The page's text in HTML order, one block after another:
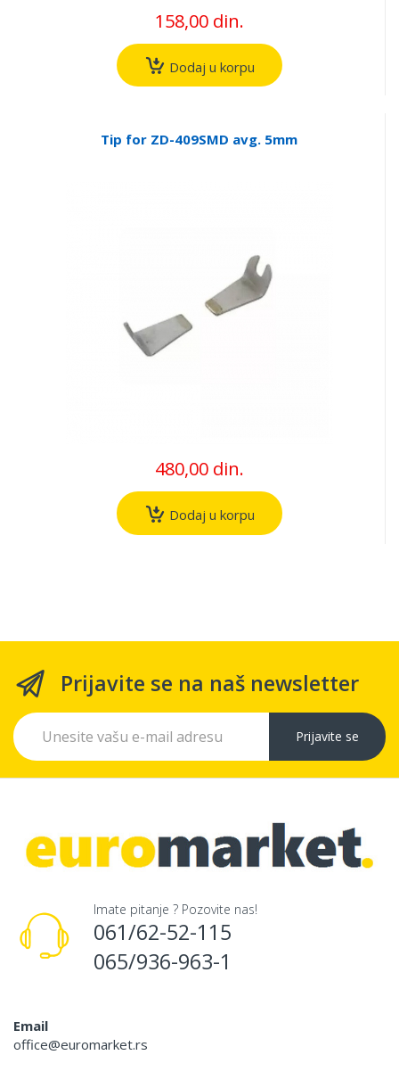
158,00 din.
Dodaj u korpu
Tip for ZD-409SMD avg. 5mm
480,00 din.
Dodaj u korpu
Prijavite se na naš newsletter
Prijavite se
Imate pitanje ? Pozovite nas!
061/62-52-115
065/936-963-1
Email
office@euromarket.rs